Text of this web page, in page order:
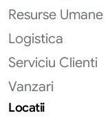
Resurse Umane
Logistica
Serviciu Clienti
Vanzari
Locatii